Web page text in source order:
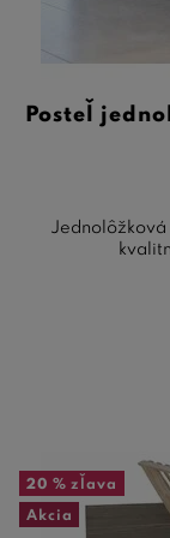
Posteľ
Jednolôžková
20 % zľava
Akcia